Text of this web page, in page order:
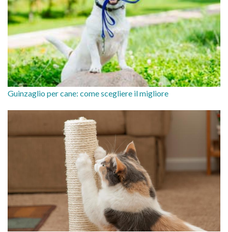
Guinzaglio per cane: come scegliere il migliore